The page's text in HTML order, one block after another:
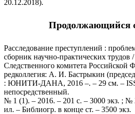
20.12.2018).
Продолжающийся
Расследование преступлений :
сборник научно-практических трудов
Следственного комитета Российской
редколлегия: А. И. Бастрыкин
: ЮНИТИ-ДАНА, 2016 –. – 29 см. –
непосредственный.
№ 1 (1). – 2016. – 201 с. – 3000 экз. ; №
ил. – Библиогр. в конце ст. – 3500 экз.